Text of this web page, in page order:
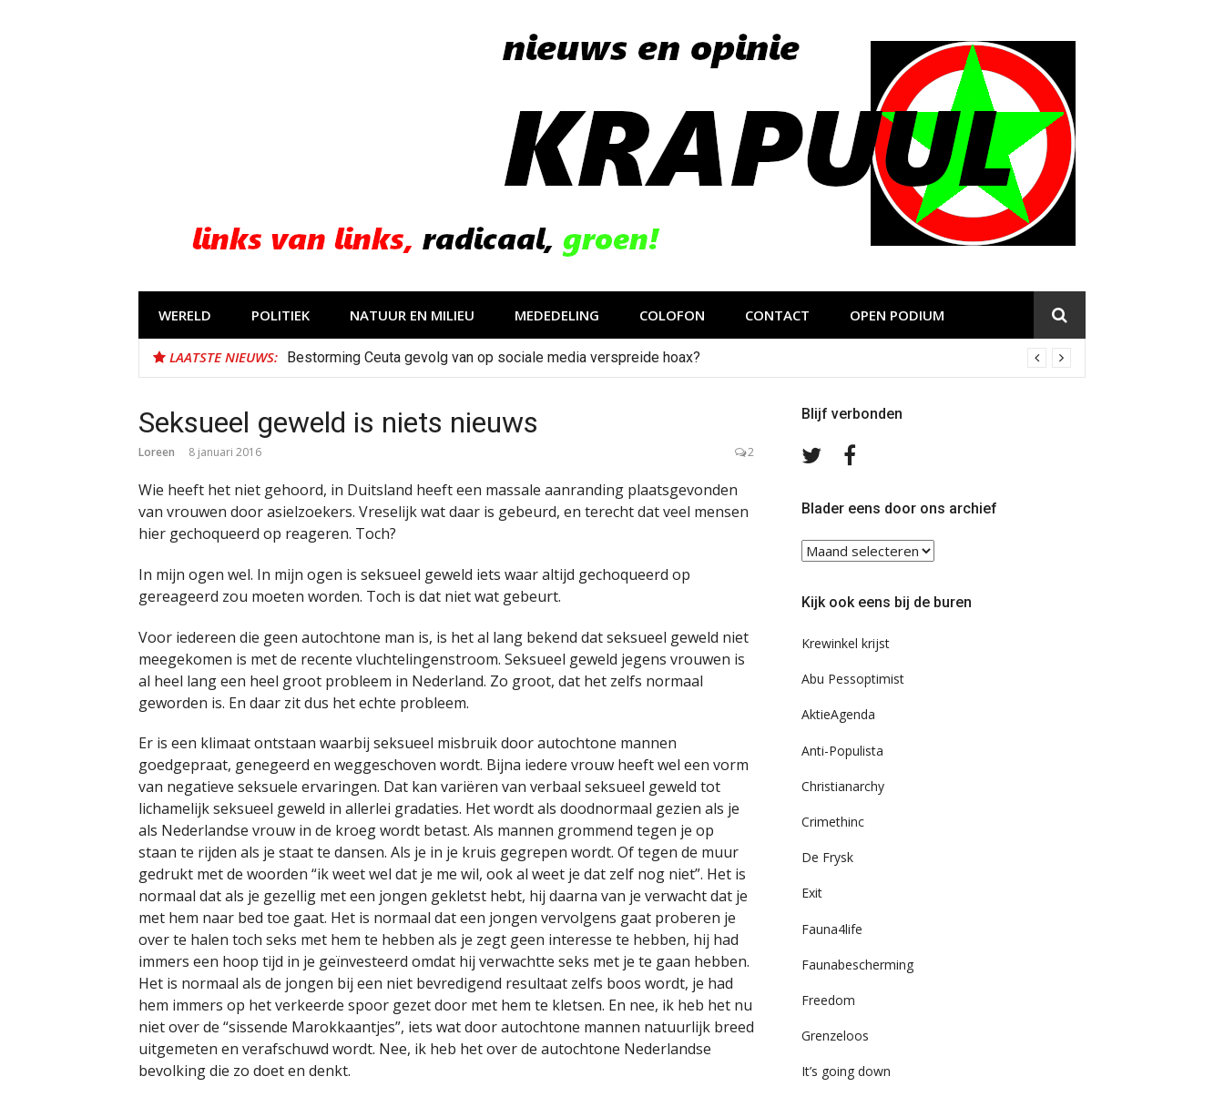
WERELD POLITIEK NATUUR EN MILIEU MEDEDELING COLOFON CONTACT OPEN PODIUM
LAATSTE NIEUWS: Bestorming Ceuta gevolg van op sociale media verspreide hoax?
Seksueel geweld is niets nieuws
Loreen 8 januari 2016 2
Wie heeft het niet gehoord, in Duitsland heeft een massale aanranding plaatsgevonden
van vrouwen door asielzoekers. Vreselijk wat daar is gebeurd, en terecht dat veel mensen
hier gechoqueerd op reageren. Toch?
In mijn ogen wel. In mijn ogen is seksueel geweld iets waar altijd gechoqueerd op
gereageerd zou moeten worden. Toch is dat niet wat gebeurt.
Voor iedereen die geen autochtone man is, is het al lang bekend dat seksueel geweld niet
meegekomen is met de recente vluchtelingenstroom. Seksueel geweld jegens vrouwen is
al heel lang een heel groot probleem in Nederland. Zo groot, dat het zelfs normaal
geworden is. En daar zit dus het echte probleem.
Er is een klimaat ontstaan waarbij seksueel misbruik door autochtone mannen
goedgepraat, genegeerd en weggeschoven wordt. Bijna iedere vrouw heeft wel een vorm
van negatieve seksuele ervaringen. Dat kan variëren van verbaal seksueel geweld tot
lichamelijk seksueel geweld in allerlei gradaties. Het wordt als doodnormaal gezien als je
als Nederlandse vrouw in de kroeg wordt betast. Als mannen grommend tegen je op
staan te rijden als je staat te dansen. Als je in je kruis gegrepen wordt. Of tegen de muur
gedrukt met de woorden “ik weet wel dat je me wil, ook al weet je dat zelf nog niet”. Het is
normaal dat als je gezellig met een jongen gekletst hebt, hij daarna van je verwacht dat je
met hem naar bed toe gaat. Het is normaal dat een jongen vervolgens gaat proberen je
over te halen toch seks met hem te hebben als je zegt geen interesse te hebben, hij had
immers een hoop tijd in je geïnvesteerd omdat hij verwachtte seks met je te gaan hebben.
Het is normaal als de jongen bij een niet bevredigend resultaat zelfs boos wordt, je had
hem immers op het verkeerde spoor gezet door met hem te kletsen. En nee, ik heb het nu
niet over de “sissende Marokkaantjes”, iets wat door autochtone mannen natuurlijk breed
uitgemeten en verafschuwd wordt. Nee, ik heb het over de autochtone Nederlandse
bevolking die zo doet en denkt.
Blijf verbonden
Volg
TwitterFacebook
Blader eens door ons archief
Blader
eens
ons
Kijk ook eens bij de buren
Krewinkel krijst
Abu Pessoptimist
AktieAgenda
Anti-Populista
Christianarchy
Crimethinc
De Frysk
Exit
Fauna4life
Faunabescherming
Freedom
Grenzeloos
It’s going down